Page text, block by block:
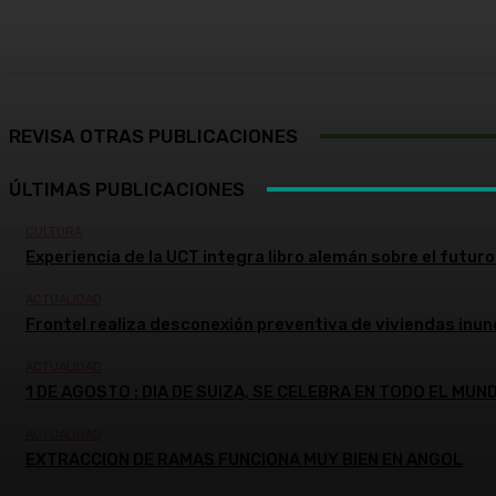
REVISA OTRAS PUBLICACIONES
ÚLTIMAS PUBLICACIONES
Experiencia de la UCT integra libro alemán sobre el
Frontel realiza desconexión preventiva de viviendas